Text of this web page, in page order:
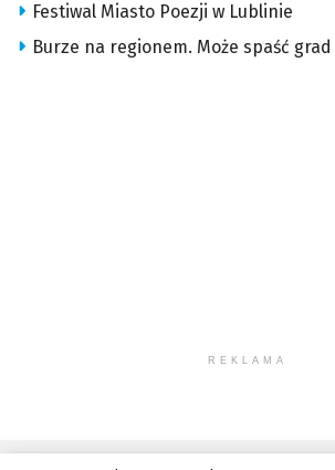
Festiwal Miasto Poezji w Lublinie
Burze na regionem. Może spaść grad
REKLAMA